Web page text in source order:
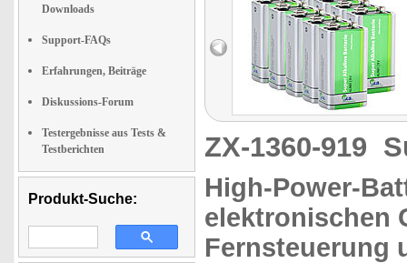
Downloads
Support-FAQs
Erfahrungen, Beiträge
Diskussions-Forum
Testergebnisse aus Tests &
Testberichten
Produkt-Suche:
ZX-1360-919
High-Power-
elektronischen
Fernsteuerung